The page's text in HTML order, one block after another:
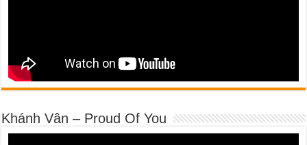
Khánh Vân – Proud Of You